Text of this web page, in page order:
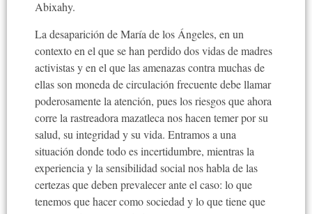
Abixahy.
La desaparición de María de los Ángeles, en un
contexto en el que se han perdido dos vidas de madres
activistas y en el que las amenazas contra muchas de
ellas son moneda de circulación frecuente debe llamar
poderosamente la atención, pues los riesgos que ahora
corre la rastreadora mazatleca nos hacen temer por su
salud, su integridad y su vida. Entramos a una
situación donde todo es incertidumbre, mientras la
experiencia y la sensibilidad social nos habla de las
certezas que deben prevalecer ante el caso: lo que
tenemos que hacer como sociedad y lo que tiene que